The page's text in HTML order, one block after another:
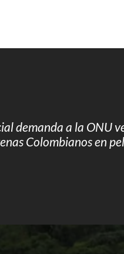
demanda a la ONU
Colombianos en